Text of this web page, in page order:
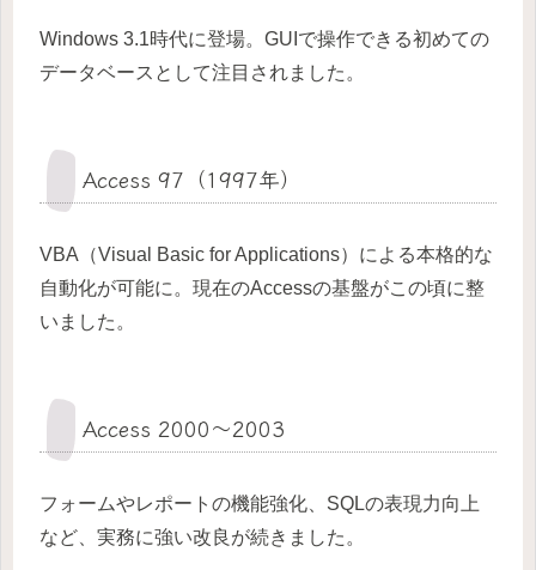
Windows 3.1時代に登場。GUIで操作できる初めての
データベースとして注目されました。
Access 97（1997年）
VBA（Visual Basic for Applications）による本格的な
自動化が可能に。現在のAccessの基盤がこの頃に整
いました。
Access 2000～2003
フォームやレポートの機能強化、SQLの表現力向上
など、実務に強い改良が続きました。